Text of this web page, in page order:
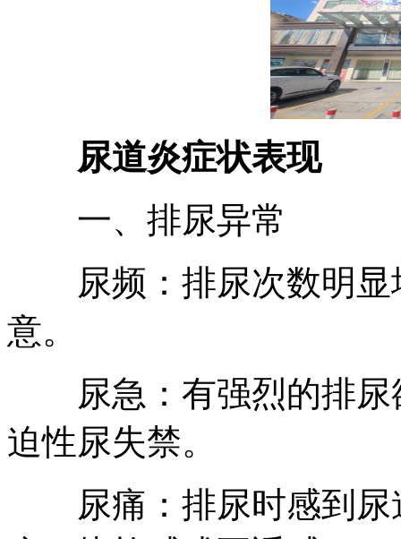
尿道炎症状表现
一、排尿异常
尿频：排尿次数明显
意。
尿急：有强烈的排尿
迫性尿失禁。
尿痛：排尿时感到尿